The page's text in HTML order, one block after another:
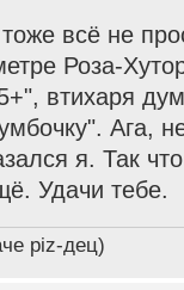
всё не
Роза-
втихаря
Ага,
я. Так
Удачи тебе.
piz-дец)